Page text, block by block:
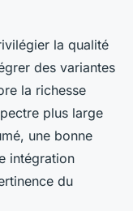
la qualité
des variantes
la richesse
plus large
une bonne
intégration
du